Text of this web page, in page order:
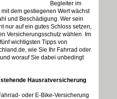
Begleiter im
dem gestiegenen Wert wächst
und Beschädigung. Wer sein
nur auf ein gutes Schloss setzen,
Versicherungsschutz wählen. Im
wichtigsten Tipps von
wie Sie Ihr Fahrrad oder
worauf Sie dabei unbedingt
Hausratversicherung
oder E-Bike-Versicherung